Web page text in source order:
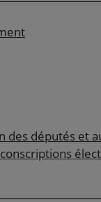
des députés et